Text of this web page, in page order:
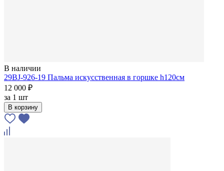
В наличии
29BJ-926-19 Пальма искусственная в горшке h120см
12 000 ₽
за 1 шт
В корзину